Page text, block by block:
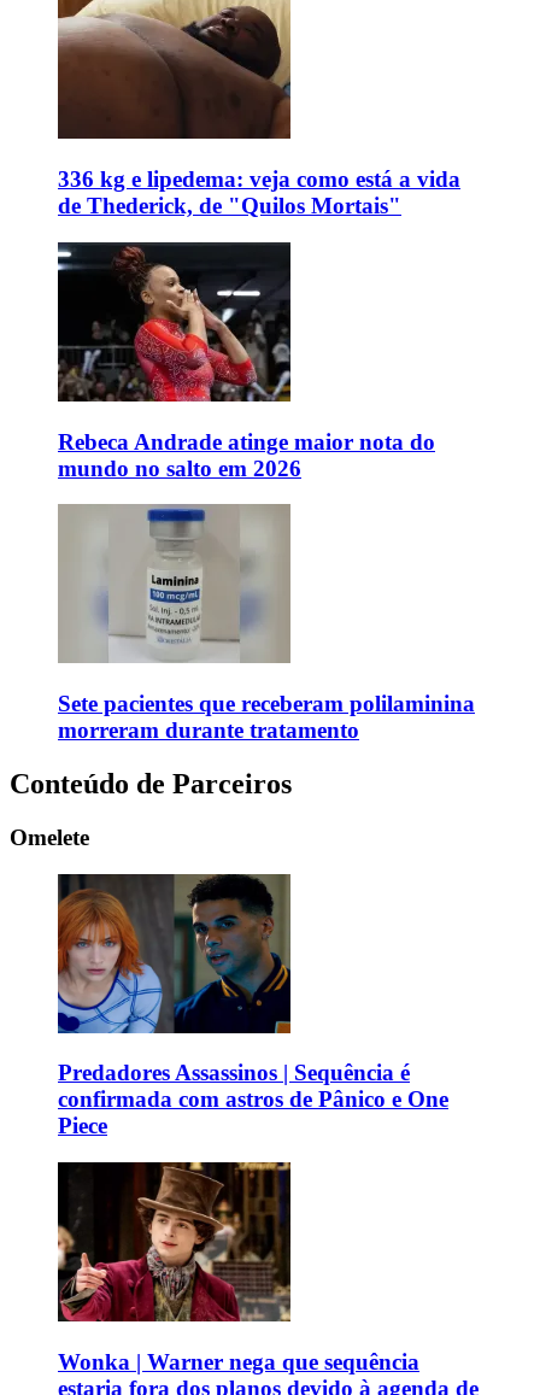
336 kg e lipedema: veja como está a vida
de Thederick, de "Quilos Mortais"
Rebeca Andrade atinge maior nota do
mundo no salto em 2026
Sete pacientes que receberam polilaminina
morreram durante tratamento
Conteúdo de Parceiros
Omelete
Predadores Assassinos | Sequência é
confirmada com astros de Pânico e One
Piece
Wonka | Warner nega que sequência
estaria fora dos planos devido à agenda de